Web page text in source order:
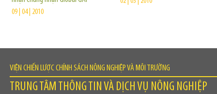
09 | 04 | 2010
VIỆN CHIẾN LƯỢC CHÍNH SÁCH NÔNG NGHIỆP VÀ MÔI TRƯỜNG
TRUNG TÂM THÔNG TIN VÀ DỊCH VỤ NÔNG NGHIỆP